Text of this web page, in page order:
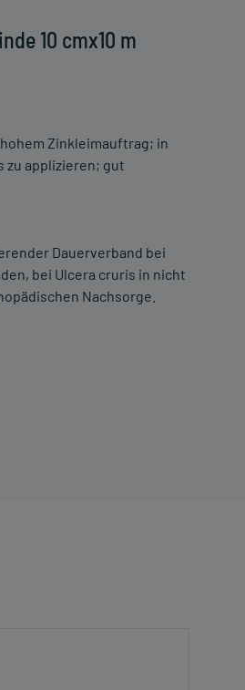
10 cmx10 m
Zinkleimauftrag; in
zu applizieren; gut
Dauerverband bei
bei Ulcera cruris in nicht
Nachsorge.